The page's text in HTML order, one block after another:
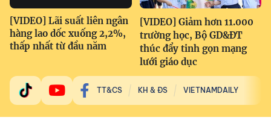
[VIDEO] Lãi suất liên ngân
hàng lao dốc xuống 2,2%,
thấp nhất từ đầu năm
[VIDEO] Giảm hơn 11.000
trường học, Bộ GD&ĐT
thúc đẩy tinh gọn mạng
lưới giáo dục
TT&CS KH & ĐS VIETNAMDAILY